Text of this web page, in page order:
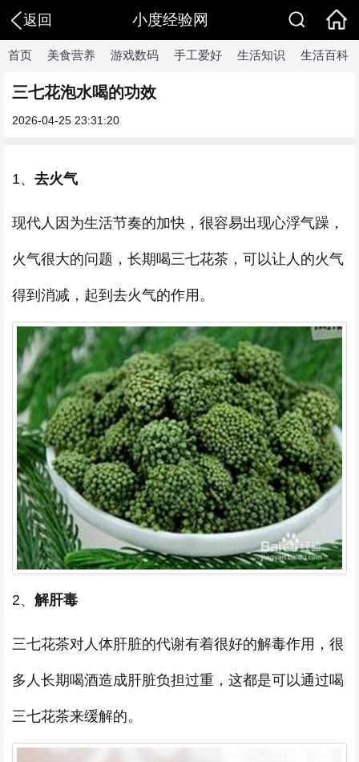
返回 小度经验网
首页 美食营养 游戏数码 手工爱好 生活知识 生活百科
三七花泡水喝的功效
2026-04-25 23:31:20
1、 去火气
现代人因为生活节奏的加快，很容易出现心浮气躁，
火气很大的问题，长期喝三七花茶，可以让人的火气
得到消减，起到去火气的作用。
2、 解肝毒
三七花茶对人体肝脏的代谢有着很好的解毒作用，很
多人长期喝酒造成肝脏负担过重，这都是可以通过喝
三七花茶来缓解的。